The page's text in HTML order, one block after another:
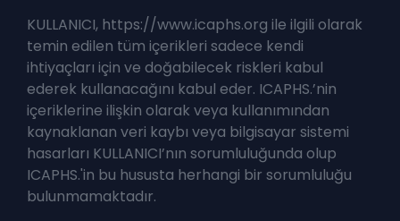
KULLANICI, https://www.icaphs.org ile ilgili olarak
temin edilen tüm içerikleri sadece kendi
ihtiyaçları için ve doğabilecek riskleri kabul
ederek kullanacağını kabul eder. ICAPHS.’nin
içeriklerine ilişkin olarak veya kullanımından
kaynaklanan veri kaybı veya bilgisayar sistemi
hasarları KULLANICI’nın sorumluluğunda olup
ICAPHS.'in bu hususta herhangi bir sorumluluğu
bulunmamaktadır.